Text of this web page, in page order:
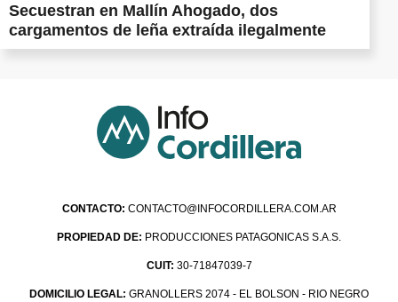
Secuestran en Mallín Ahogado, dos
cargamentos de leña extraída ilegalmente
CONTACTO: CONTACTO@INFOCORDILLERA.COM.AR
PROPIEDAD DE: PRODUCCIONES PATAGONICAS S.A.S.
CUIT: 30-71847039-7
DOMICILIO LEGAL: GRANOLLERS 2074 - EL BOLSON - RIO NEGRO